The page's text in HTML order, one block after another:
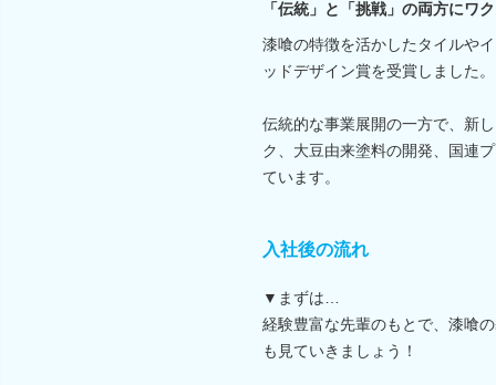
「伝統」と「挑戦」の両方にワ
漆喰の特徴を活かしたタイルや
ッドデザイン賞を受賞しました。
伝統的な事業展開の一方で、新
ク、大豆由来塗料の開発、国連
ています。
入社後の流れ
▼まずは…
経験豊富な先輩のもとで、漆喰
も見ていきましょう！